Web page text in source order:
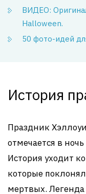
ВИДЕО:
Halloween.
50 фото-идей
История
Праздник
отмечается в
История уходит
которые
мертвых. Легенда